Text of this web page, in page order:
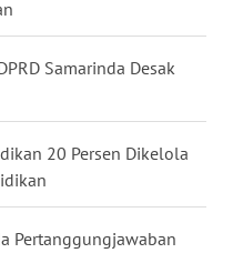
Samarinda Desak
20 Persen Dikelola
Pertanggungjawaban